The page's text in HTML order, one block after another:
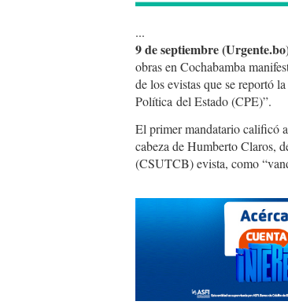
...
9 de septiembre
obras en Cochabamba
de los evistas que se reportó
Política del Estado (CPE)”.
El primer mandatario calificó
cabeza de Humberto Claros,
(CSUTCB) evista, como